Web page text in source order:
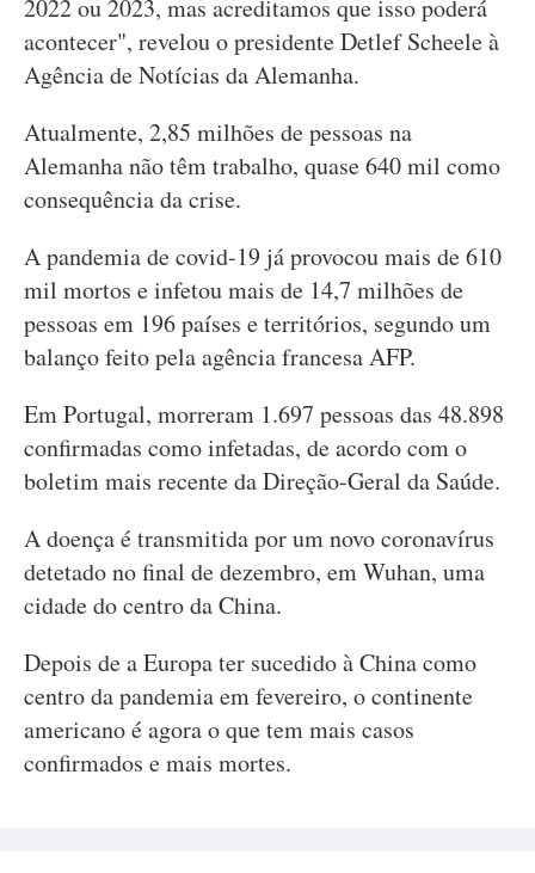
2022 ou 2023, mas acreditamos que isso poderá
acontecer", revelou o presidente Detlef Scheele à
Agência de Notícias da Alemanha.
Atualmente, 2,85 milhões de pessoas na
Alemanha não têm trabalho, quase 640 mil como
consequência da crise.
A pandemia de covid-19 já provocou mais de 610
mil mortos e infetou mais de 14,7 milhões de
pessoas em 196 países e territórios, segundo um
balanço feito pela agência francesa AFP.
Em Portugal, morreram 1.697 pessoas das 48.898
confirmadas como infetadas, de acordo com o
boletim mais recente da Direção-Geral da Saúde.
A doença é transmitida por um novo coronavírus
detetado no final de dezembro, em Wuhan, uma
cidade do centro da China.
Depois de a Europa ter sucedido à China como
centro da pandemia em fevereiro, o continente
americano é agora o que tem mais casos
confirmados e mais mortes.